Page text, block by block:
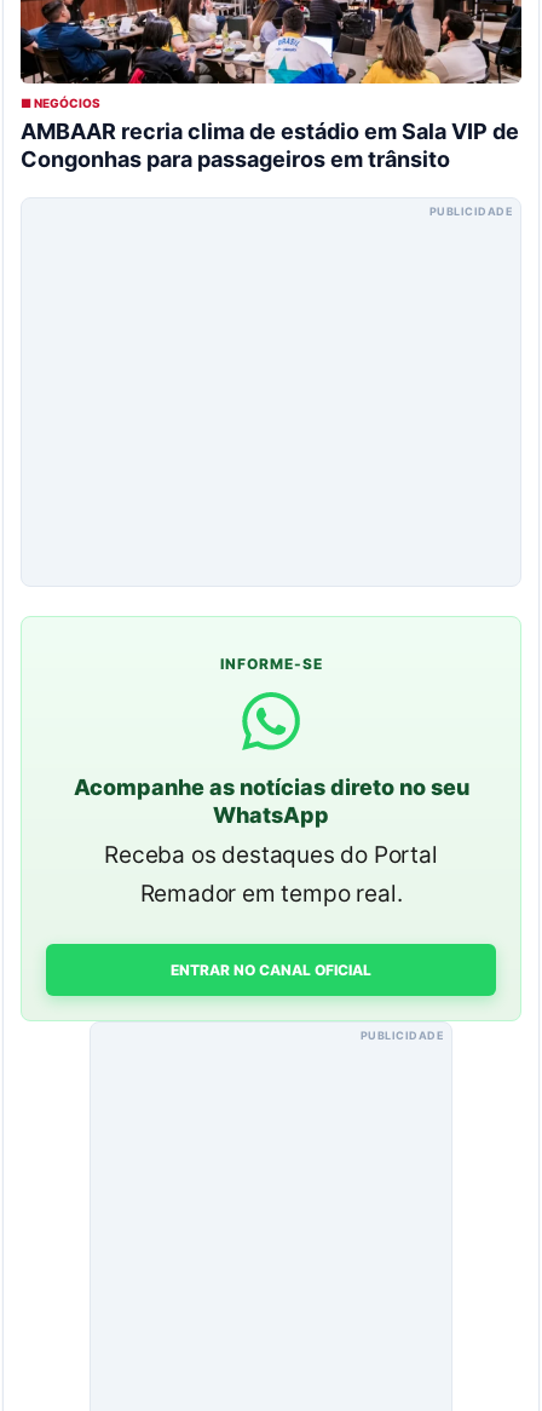
■ NEGÓCIOS
AMBAAR recria clima de estádio em Sala VIP de
Congonhas para passageiros em trânsito
PUBLICIDADE
INFORME-SE
Acompanhe as notícias direto no seu
WhatsApp
Receba os destaques do Portal
Remador em tempo real.
ENTRAR NO CANAL OFICIAL
PUBLICIDADE